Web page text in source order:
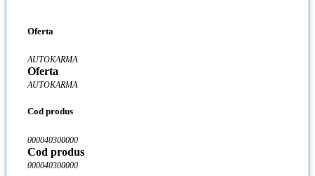
Oferta
AUTOKARMA
Oferta
AUTOKARMA
Cod produs
000040300000
Cod produs
000040300000